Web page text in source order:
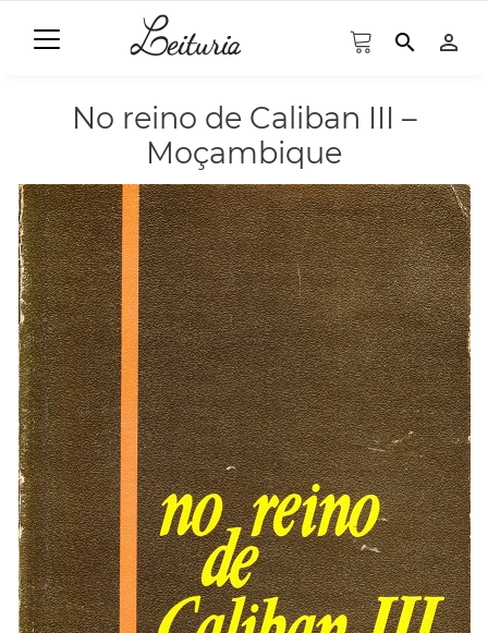
search person_outline
No reino de Caliban III –
Moçambique